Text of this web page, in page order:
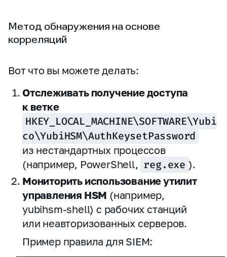
Метод обнаружения на основе
корреляций
Вот что вы можете делать:
Отслеживать получение доступа
к ветке
HKEY_LOCAL_MACHINE\SOFTWARE\Yubi
co\YubiHSM\AuthKeysetPassword
из нестандартных процессов
(например, PowerShell, reg.exe ).
Мониторить использование утилит
управления HSM (например,
yubihsm‑shell) с рабочих станций
или неавторизованных серверов.
Пример правила для SIEM: